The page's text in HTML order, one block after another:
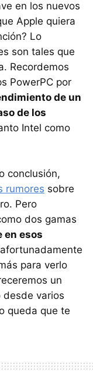
en los nuevos
Apple quiera
Lo
son tales que
Recordemos
PowerPC por
de un
de los
Intel como
conclusión,
rumores sobre
Pero
dos gamas
en esos
para verlo
un
desde varios
queda que te